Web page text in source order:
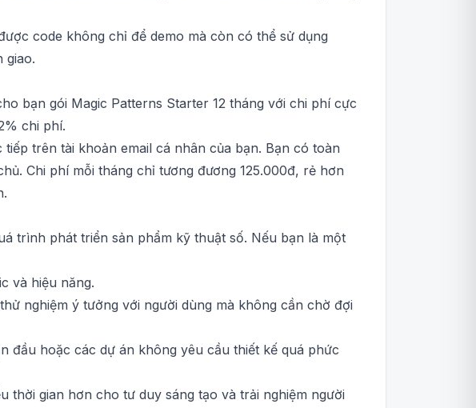
code không chỉ để demo mà còn có thể sử dụng
giao.
bạn gói Magic Patterns Starter 12 tháng với chi phí cực
chi phí.
trên tài khoản email cá nhân của bạn. Bạn có toàn
Chi phí mỗi tháng chỉ tương đương 125.000đ, rẻ hơn
trình phát triển sản phẩm kỹ thuật số. Nếu bạn là một
và hiệu năng.
nghiệm ý tưởng với người dùng mà không cần chờ đợi
đầu hoặc các dự án không yêu cầu thiết kế quá phức
thời gian hơn cho tư duy sáng tạo và trải nghiệm người